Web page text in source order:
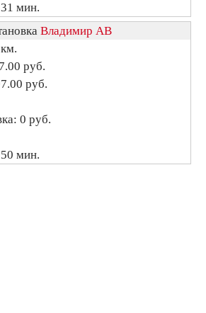
мин.
Владимир АВ
руб.
руб.
0 руб.
мин.